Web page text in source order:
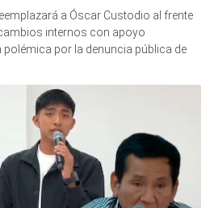
a Óscar Custodio al frente
internos con apoyo
polémica por la denuncia pública de